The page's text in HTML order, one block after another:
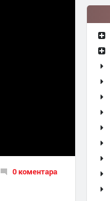
0 коментара